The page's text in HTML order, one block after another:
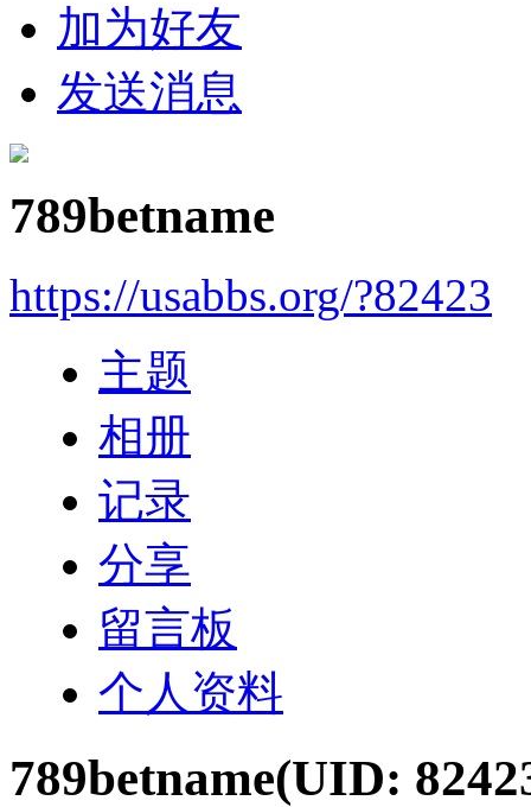
加为好友
发送消息
789betname
https://usabbs.org/?82423
主题
相册
记录
分享
留言板
个人资料
789betname(UID: